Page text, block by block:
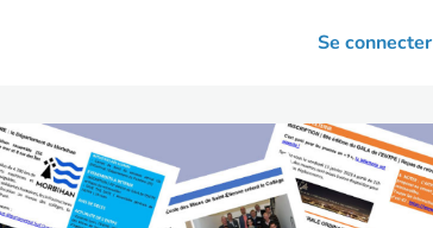
Votre association
Se connecter